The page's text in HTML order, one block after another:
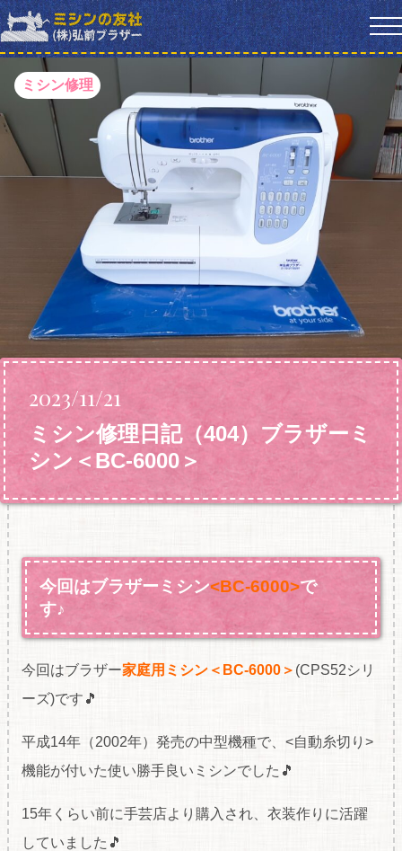
ミシン修理
2023/11/21
ミシン修理日記（404）ブラザーミ
シン＜BC-6000＞
今回はブラザーミシン<BC-6000>で
す♪
今回はブラザー家庭用ミシン＜BC-6000＞ (CPS52シリ
ーズ)です🎵
平成14年（2002年）発売の中型機種で、<自動糸切り>
機能が付いた使い勝手良いミシンでした🎵
15年くらい前に手芸店より購入され、衣装作りに活躍
していました🎵